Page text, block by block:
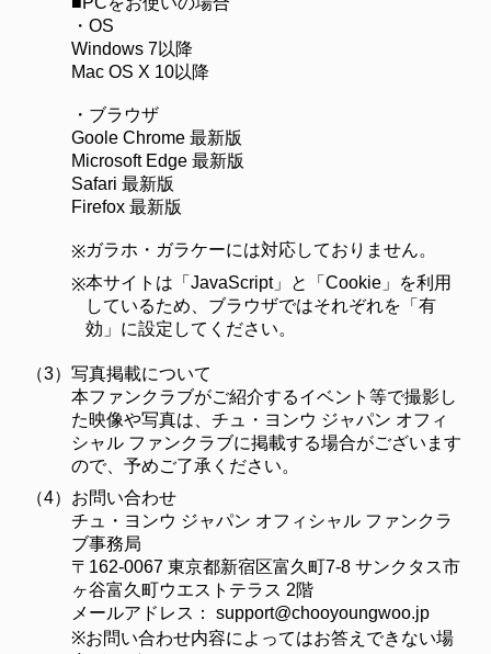
・OS
Windows 7以降
Mac OS X 10以降
・ブラウザ
Goole Chrome 最新版
Microsoft Edge 最新版
Safari 最新版
Firefox 最新版
※ガラホ・ガラケーには対応しておりません。
※本サイトは「JavaScript」と「Cookie」を利用
しているため、ブラウザではそれぞれを「有
効」に設定してください。
（3） 写真掲載について
本ファンクラブがご紹介するイベント等で撮影し
た映像や写真は、チュ・ヨンウ ジャパン オフィ
シャル ファンクラブに掲載する場合がございます
ので、予めご了承ください。
（4） お問い合わせ
チュ・ヨンウ ジャパン オフィシャル ファンクラ
ブ事務局
〒162-0067 東京都新宿区富久町7-8 サンクタス市
ヶ谷富久町ウエストテラス 2階
メールアドレス： support@chooyoungwoo.jp
※お問い合わせ内容によってはお答えできない場